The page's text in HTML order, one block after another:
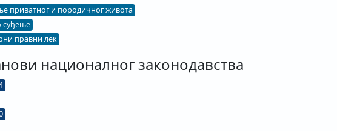
приватног и породичног живота
суђење
правни лек
националног законодавства